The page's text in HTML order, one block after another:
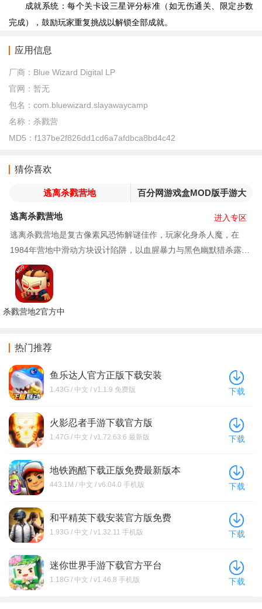
成就系统：每个关卡设三星评分标准（如无伤通关、限定步数
完成），鼓励玩家重复挑战以解锁全部成就。
应用信息
厂商： Blue Wizard Digital LP
官网： 暂无
包名： com.bluewizard.slayawaycamp
名称： 杀戮营
MD5： f137be2f826dd1cd6a7afdbca8bd4c42
猜你喜欢
逃离杀戮营地
百分网游戏盒MOD版手游大
逃离杀戮营地
逃离杀戮营地是复古像素风恐怖解谜佳作，玩家化身杀人魔，在
1984年营地中滑动方块设计陷阱，以血腥暴力与黑色幽默猎杀露营
者。游戏融合80年代B级片元素，像素画风中和暴力感，适合策略
解谜与恐怖题材爱好者挑战。
进入专区
杀戮营地2官方中
热门推荐
鱼乐达人官方正版下载安装
1.43G / 中文 / v1.1.9 免费版 下载
火影忍者手游下载官方版
1.47G / 中文 / v1.72.63.6 最新版 下载
地铁跑酷下载正版免费最新版本
443.1M / 中文 / v6.04.0 手机版 下载
和平精英下载安装官方版免费
1.93G / 中文 / v1.32.11 手机版 下载
迷你世界手游下载官方平台
1.18G / 中文 / v1.46.8 手机版 下载